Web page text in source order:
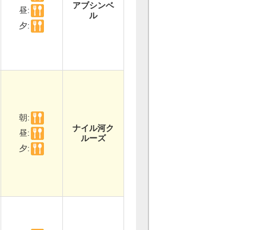
昼:
夕:
アブシンベ
ル
朝:
昼:
夕:
ナイル河ク
ルーズ